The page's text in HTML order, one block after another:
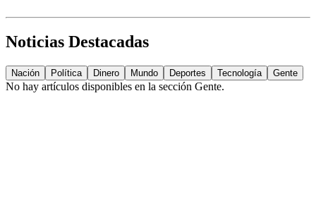
Noticias Destacadas
Nación Política Dinero Mundo Deportes Tecnología Gente
No hay artículos disponibles en la sección Gente.